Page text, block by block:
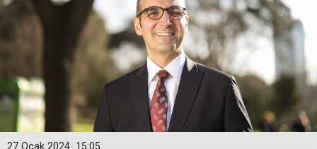
15:05
27 Ocak 2024